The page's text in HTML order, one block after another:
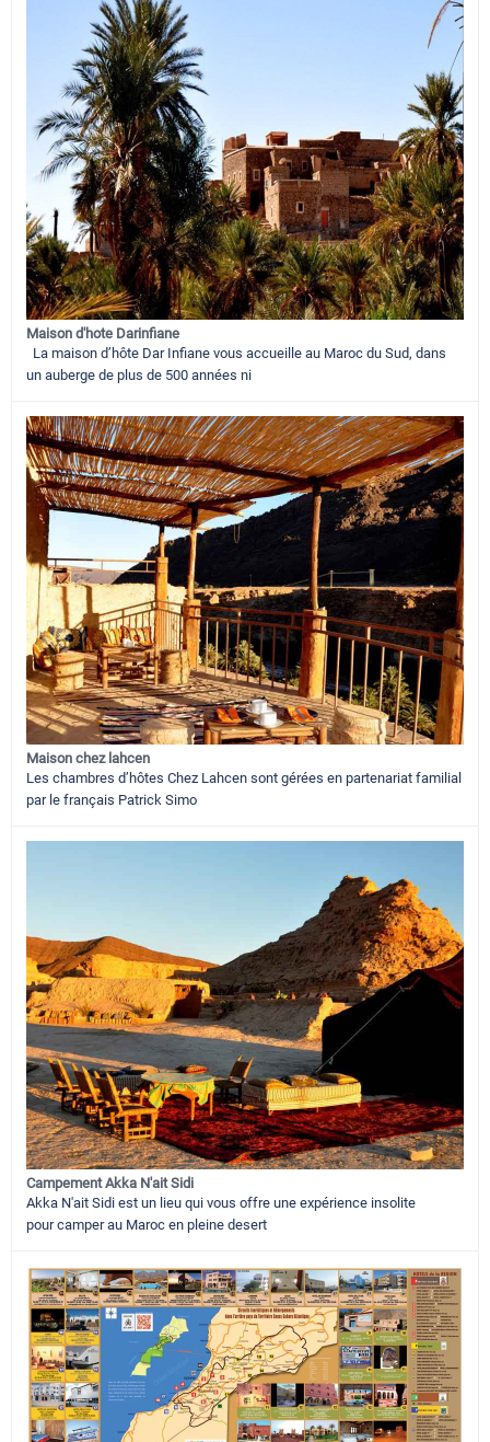
Maison d'hote Darinfiane
La maison d’hôte Dar Infiane vous accueille au Maroc du Sud, dans
un auberge de plus de 500 années ni
Maison chez lahcen
Les chambres d’hôtes Chez Lahcen sont gérées en partenariat familial
par le français Patrick Simo
Campement Akka N'ait Sidi
Akka N'ait Sidi est un lieu qui vous offre une expérience insolite
pour camper au Maroc en pleine desert